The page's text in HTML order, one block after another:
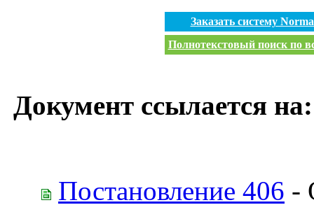
Заказать систему
Полнотекстовый поиск по
Документ ссылается на:
Постановление 406 -